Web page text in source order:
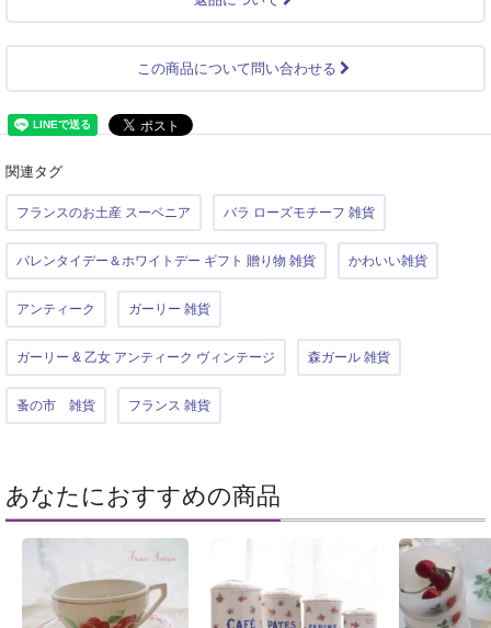
この商品について問い合わせる
関連タグ
フランスのお土産 スーベニア バラ ローズモチーフ 雑貨
バレンタイデー＆ホワイトデー ギフト 贈り物 雑貨 かわいい雑貨
アンティーク ガーリー 雑貨
ガーリー & 乙女 アンティーク ヴィンテージ 森ガール 雑貨
蚤の市 雑貨 フランス 雑貨
あなたにおすすめの商品